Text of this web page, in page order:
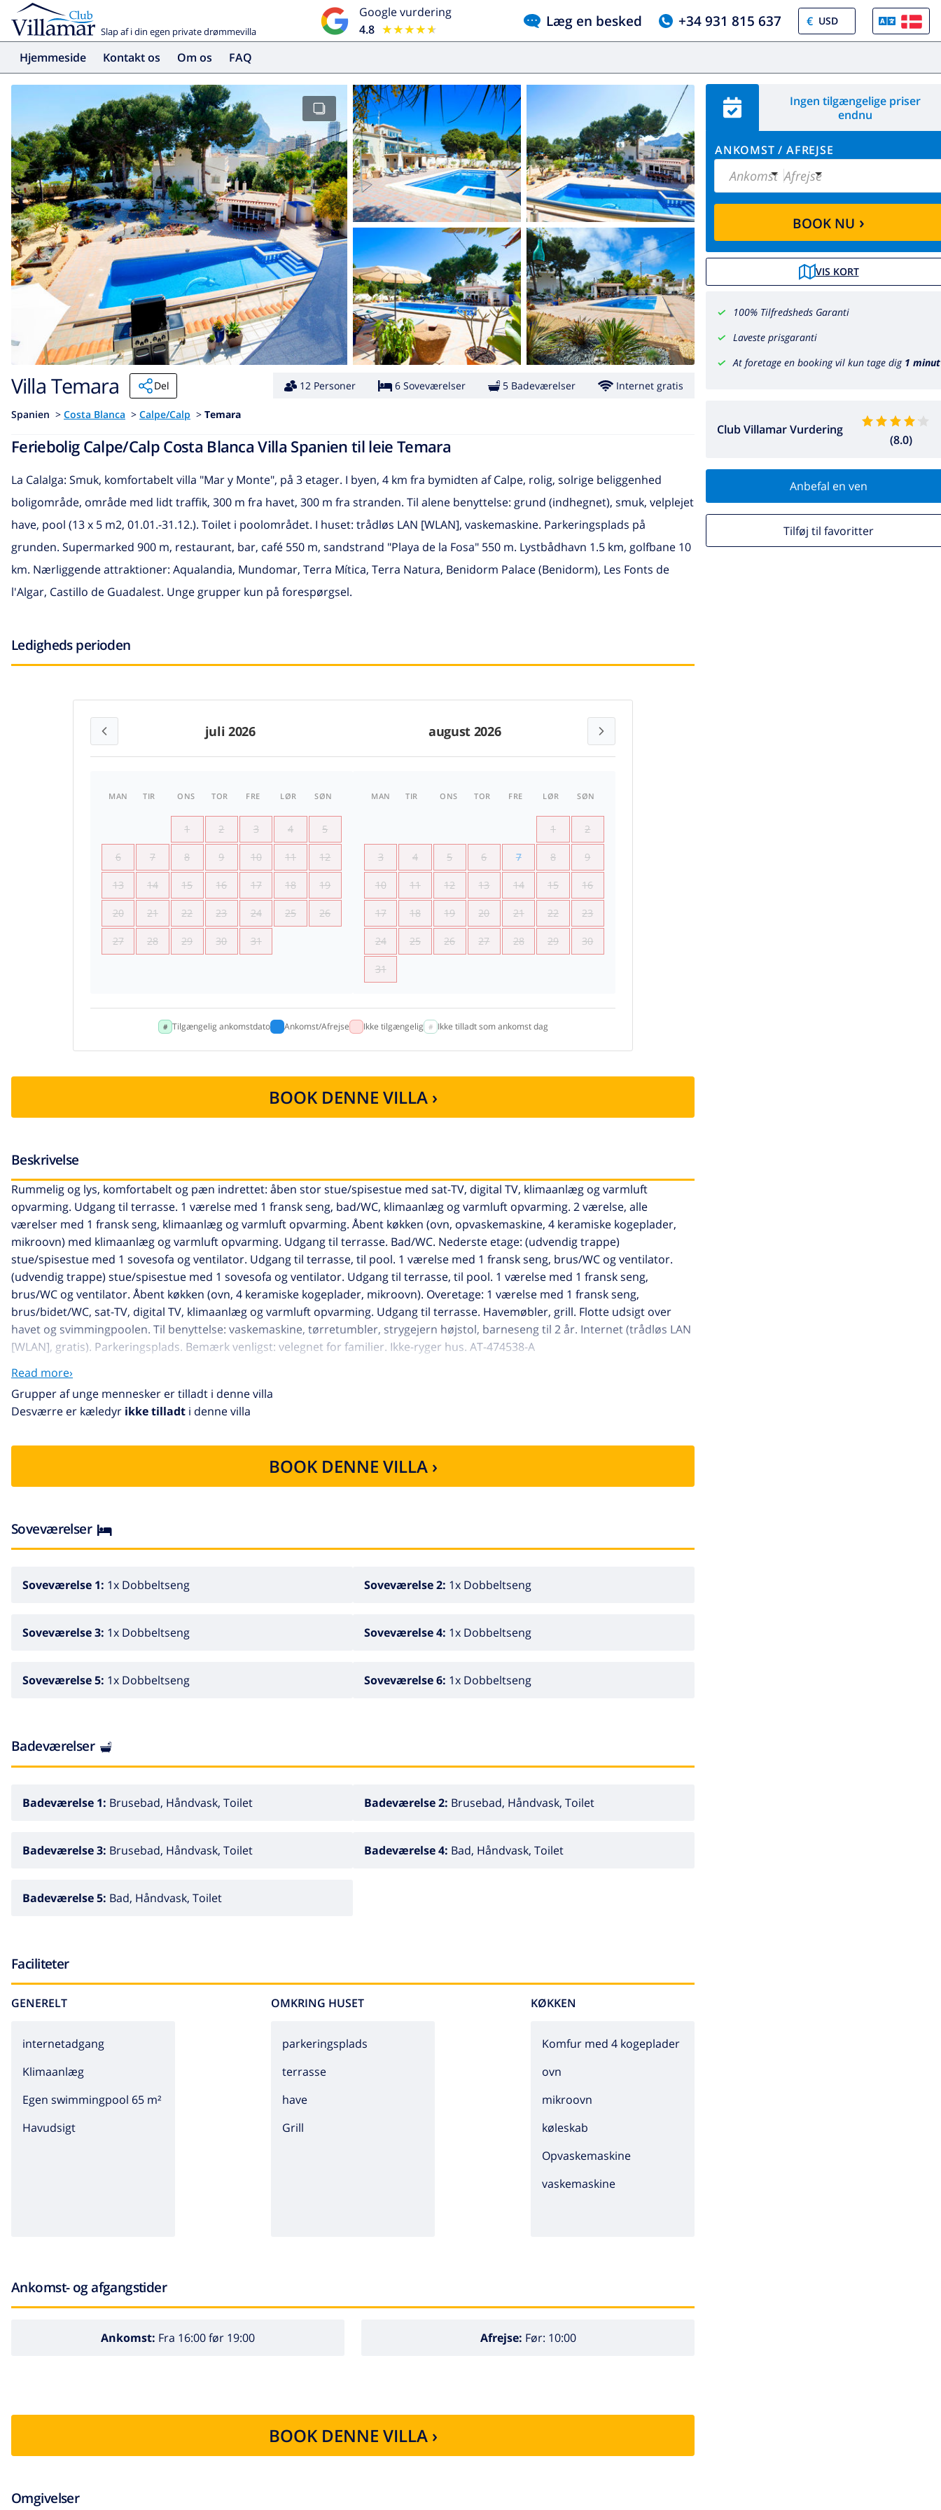
Slap af i din egen private drømmevilla
Google vurdering
4.8 ★★★★★
★★★★★ Læg en besked +34 931 815 637 €
Hjemmeside Kontakt os Om os FAQ
Ingen tilgængelige priser
endnu
ANKOMST / AFREJSE
Ankomst Afrejse
BOOK NU ›
VIS KORT
100% Tilfredsheds Garanti
Laveste prisgaranti
At foretage en booking vil kun tage dig 1 minut
Club Villamar Vurdering
(8.0)
Anbefal en ven
Tilføj til favoritter
Villa Temara Del 12 Personer 6 Soveværelser 5 Badeværelser Internet gratis
Spanien > Costa Blanca > Calpe/Calp > Temara
Feriebolig Calpe/Calp Costa Blanca Villa Spanien til leie Temara
La Calalga: Smuk, komfortabelt villa "Mar y Monte", på 3 etager. I byen, 4 km fra bymidten af Calpe, rolig, solrige beliggenhed
boligområde, område med lidt traffik, 300 m fra havet, 300 m fra stranden. Til alene benyttelse: grund (indhegnet), smuk, velplejet
have, pool (13 x 5 m2, 01.01.-31.12.). Toilet i poolområdet. I huset: trådløs LAN [WLAN], vaskemaskine. Parkeringsplads på
grunden. Supermarked 900 m, restaurant, bar, café 550 m, sandstrand "Playa de la Fosa" 550 m. Lystbådhavn 1.5 km, golfbane 10
km. Nærliggende attraktioner: Aqualandia, Mundomar, Terra Mítica, Terra Natura, Benidorm Palace (Benidorm), Les Fonts de
l'Algar, Castillo de Guadalest. Unge grupper kun på forespørgsel.
Ledigheds perioden
juli 2026 august 2026
MAN TIR ONS TOR FRE LØR SØN
1 2 3 4 5
6 7 8 9 10 11 12
13 14 15 16 17 18 19
20 21 22 23 24 25 26
27 28 29 30 31
MAN TIR ONS TOR FRE LØR SØN
1 2
3 4 5 6 7 8 9
10 11 12 13 14 15 16
17 18 19 20 21 22 23
24 25 26 27 28 29 30
31
Tilgængelig ankomstdato Ankomst/Afrejse Ikke tilgængelig Ikke tilladt som ankomst dag
BOOK DENNE VILLA ›
Beskrivelse
Rummelig og lys, komfortabelt og pæn indrettet: åben stor stue/spisestue med sat-TV, digital TV, klimaanlæg og varmluft
opvarming. Udgang til terrasse. 1 værelse med 1 fransk seng, bad/WC, klimaanlæg og varmluft opvarming. 2 værelse, alle
værelser med 1 fransk seng, klimaanlæg og varmluft opvarming. Åbent køkken (ovn, opvaskemaskine, 4 keramiske kogeplader,
mikroovn) med klimaanlæg og varmluft opvarming. Udgang til terrasse. Bad/WC. Nederste etage: (udvendig trappe)
stue/spisestue med 1 sovesofa og ventilator. Udgang til terrasse, til pool. 1 værelse med 1 fransk seng, brus/WC og ventilator.
(udvendig trappe) stue/spisestue med 1 sovesofa og ventilator. Udgang til terrasse, til pool. 1 værelse med 1 fransk seng,
brus/WC og ventilator. Åbent køkken (ovn, 4 keramiske kogeplader, mikroovn). Overetage: 1 værelse med 1 fransk seng,
brus/bidet/WC, sat-TV, digital TV, klimaanlæg og varmluft opvarming. Udgang til terrasse. Havemøbler, grill. Flotte udsigt over
havet og svimmingpoolen. Til benyttelse: vaskemaskine, tørretumbler, strygejern højstol, barneseng til 2 år. Internet (trådløs LAN
[WLAN], gratis). Parkeringsplads. Bemærk venligst: velegnet for familier. Ikke-ryger hus. AT-474538-A
La Calalga: Smuk, komfortabelt villa "Mar y Monte", på 3 etager. I byen, 4 km fra bymidten af Calpe, rolig, solrige beliggenhed
boligområde, område med lidt traffik, 300 m fra havet, 300 m fra stranden. Til alene benyttelse: grund (indhegnet), smuk, velplejet
have, pool (13 x 5 m2, 01.01.-31.12.). Toilet i poolområdet. I huset: trådløs LAN [WLAN], vaskemaskine. Parkeringsplads på
grunden. Supermarked 900 m, restaurant, bar, café 550 m, sandstrand "Playa de la Fosa" 550 m. Lystbådhavn 1.5 km, golfbane 10
l'Algar, Castillo de Guadalest. Unge grupper kun på forespørgsel.
Read more›
Grupper af unge mennesker er tilladt i denne villa
Desværre er kæledyr ikke tilladt i denne villa
BOOK DENNE VILLA ›
Soveværelser
Soveværelse 1: 1x Dobbeltseng Soveværelse 2: 1x Dobbeltseng
Soveværelse 3: 1x Dobbeltseng Soveværelse 4: 1x Dobbeltseng
Soveværelse 5: 1x Dobbeltseng Soveværelse 6: 1x Dobbeltseng
Badeværelser
Badeværelse 1: Brusebad, Håndvask, Toilet Badeværelse 2: Brusebad, Håndvask, Toilet
Badeværelse 3: Brusebad, Håndvask, Toilet Badeværelse 4: Bad, Håndvask, Toilet
Badeværelse 5: Bad, Håndvask, Toilet
Faciliteter
GENERELT
internetadgang
Klimaanlæg
Egen swimmingpool 65 m²
Havudsigt
OMKRING HUSET
parkeringsplads
terrasse
have
grill
KØKKEN
Komfur med 4 kogeplader
ovn
mikroovn
køleskab
Opvaskemaskine
vaskemaskine
Ankomst- og afgangstider
Ankomst: Fra 16:00 før 19:00 Afrejse: Før: 10:00
BOOK DENNE VILLA ›
Omgivelser